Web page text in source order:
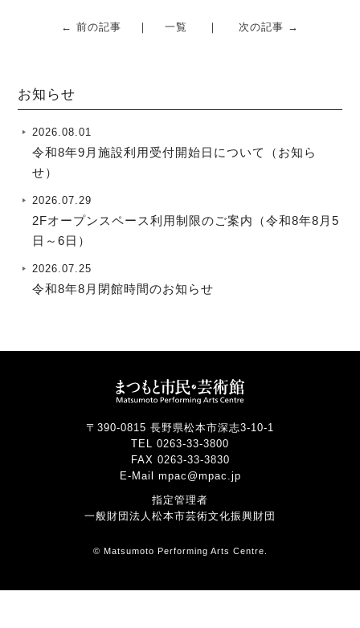
← 前の記事 一覧 次の記事 →
お知らせ
2026.08.01
令和8年9月施設利用受付開始日について（お知ら
せ）
2026.07.29
2Fオープンスペース利用制限のご案内（令和8年8月5
日～6日）
2026.07.25
令和8年8月閉館時間のお知らせ
〒390-0815 長野県松本市深志3-10-1
TEL 0263-33-3800
FAX 0263-33-3830
E-Mail mpac@mpac.jp
指定管理者
一般財団法人松本市芸術文化振興財団
© Matsumoto Performing Arts Centre.